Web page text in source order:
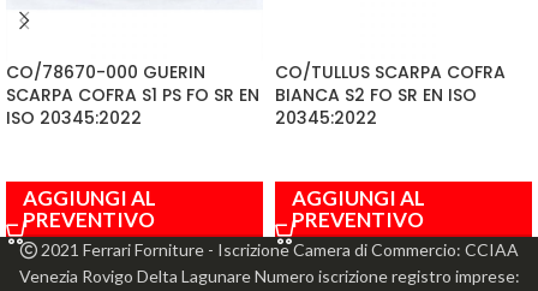
CO/78670-000 GUERIN
SCARPA COFRA S1 PS FO SR EN
ISO 20345:2022
AGGIUNGI AL
PREVENTIVO
CO/TULLUS SCARPA COFRA
BIANCA S2 FO SR EN ISO
20345:2022
AGGIUNGI AL
PREVENTIVO
2021 Ferrari Forniture - Iscrizione Camera di Commercio: CCIAA
Venezia Rovigo Delta Lagunare Numero iscrizione registro imprese: